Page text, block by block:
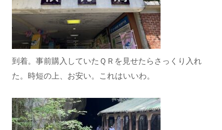
到着。事前購入していたＱＲを見せたらさっくり入れ
た。時短の上、お安い。これはいいわ。